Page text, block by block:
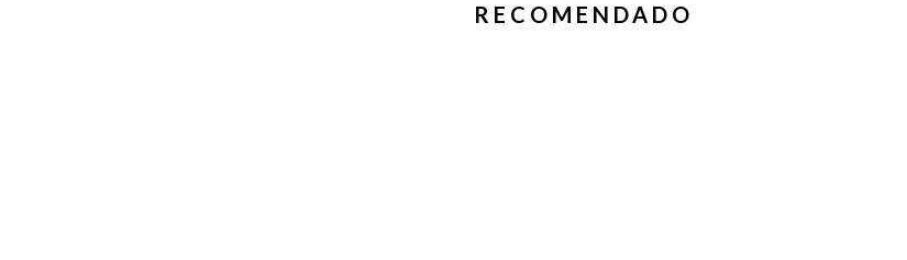
RECOMENDADO